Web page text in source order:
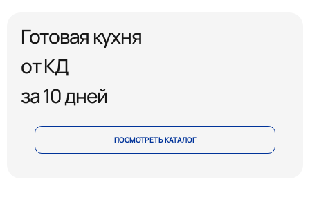
Готовая кухня
от КД
за 10 дней
ПОСМОТРЕТЬ КАТАЛОГ